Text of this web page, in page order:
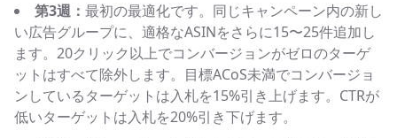
第3週： 最初の最適化です。同じキャンペーン内の新し
い広告グループに、適格なASINをさらに15〜25件追加し
ます。20クリック以上でコンバージョンがゼロのターゲ
ットはすべて除外します。目標ACoS未満でコンバージョ
ンしているターゲットは入札を15%引き上げます。CTRが
低いターゲットは入札を20%引き下げます。